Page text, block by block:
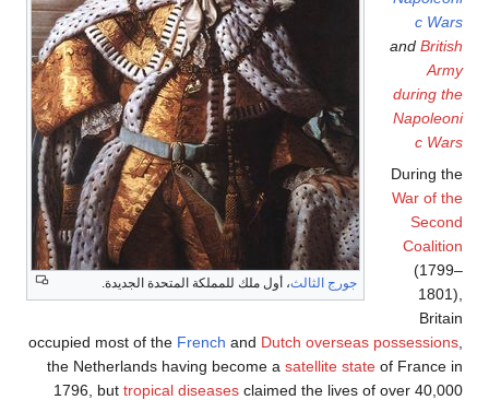
جورج الثالث، أول ملك للمملكة المتحدة الجديدة.
c Wars
and British
Army
during the
Napoleoni
c Wars
During the
War of the
Second
Coalition
(1799–
1801),
Britain
occupied most of the French and Dutch overseas possessions
the Netherlands having become a satellite state of France in
1796, but tropical diseases claimed the lives of over 40,000